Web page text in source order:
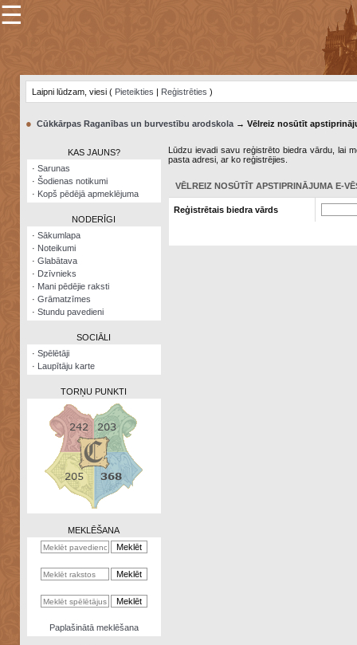
×
Šodienas
notikumi
Visatcera
almanahs
Arhīvs
Zināšanu
kalkulators
Nomētātās
☰
Laipni lūdzam, viesi ( Pieteikties | Reģistrēties )
● Cūkkārpas Raganības un burvestību arodskola→ Vēlreiz nosūtīt
KAS JAUNS?
· Sarunas
· Šodienas notikumi
· Kopš pēdējā apmeklējuma
NODERĪGI
· Sākumlapa
· Noteikumi
· Glabātava
· Dzīvnieks
· Mani pēdējie raksti
· Grāmatzīmes
· Stundu pavedieni
SOCIĀLI
· Spēlētāji
· Laupītāju karte
TORŅU PUNKTI
MEKLĒŠANA
Paplašinātā meklēšana
Lūdzu ievadi savu reģistrēto biedra vārdu, lai
pasta adresi, ar ko reģistrējies.
VĒLREIZ NOSŪTĪT APSTIPRINĀJUMA E-
Reģistrētais biedra vārds